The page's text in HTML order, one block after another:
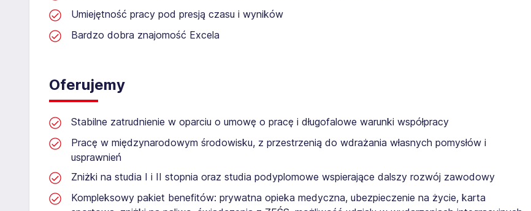
Umiejętność pracy pod presją czasu i wyników
Bardzo dobra znajomość Excela
Oferujemy
Stabilne zatrudnienie w oparciu o umowę o pracę i długofalowe warunki współpracy
Pracę w międzynarodowym środowisku, z przestrzenią do wdrażania własnych pomysłów i
usprawnień
Zniżki na studia I i II stopnia oraz studia podyplomowe wspierające dalszy rozwój zawodowy
Kompleksowy pakiet benefitów: prywatna opieka medyczna, ubezpieczenie na życie, karta